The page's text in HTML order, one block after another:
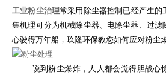
工业粉尘治理常采用除尘器控制已经产生
集机理可分为机械除尘器、电除尘器、过滤
心驶得万年船，玖隆环保教您如何应对粉尘
说到粉尘爆炸，人人都会觉得胆战心